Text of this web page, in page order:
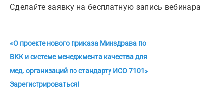
Сделайте заявку на бесплатную запись вебинара
«О проекте нового приказа Минздрава по
ВКК и системе менеджмента качества для
мед. организаций по стандарту ИСО 7101»
Зарегистрироваться!